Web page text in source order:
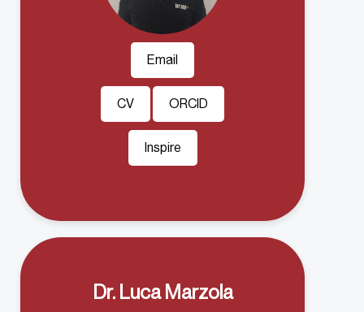
Email
CV ORCID
Inspire
Dr. Luca Marzola